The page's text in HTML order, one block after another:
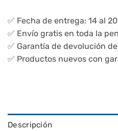
✅ Fecha de entrega: 14 al
✅ Envío gratis en toda la
✅ Garantía de devolución
✅ Productos nuevos con
Descripción